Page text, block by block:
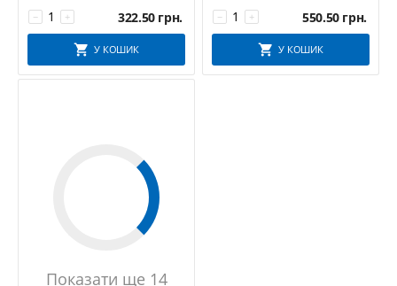
+
− 322.50 грн.
У КОШИК
+
− 550.50 грн.
У КОШИК
Показати ще 14